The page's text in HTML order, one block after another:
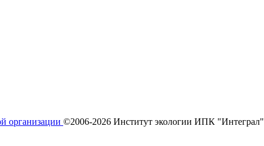
организации ©2006-2026 Институт экологии ИПК "Интеграл"